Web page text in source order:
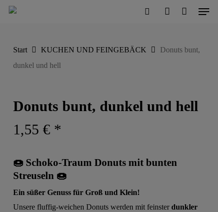
Skip
content
Menu
Start KUCHEN UND FEINGEBÄCK
Donuts bunt,
dunkel und hell
Donuts bunt, dunkel und hell
1,55 € *
🍩 Schoko-Traum Donuts mit bunten
Streuseln 🍩
Ein süßer Genuss für Groß und Klein!
Unsere fluffig-weichen Donuts werden mit feinster dunkler